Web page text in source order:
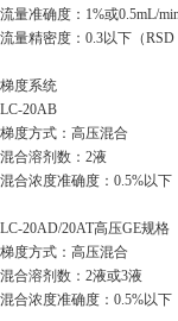
准确度：1%或0.5mL/min
精密度：0.3以下（RSD
度系统
20AB
方式：高压混合
合溶剂数：2液
浓度准确度：0.5%以下
20AD/20AT高压GE规格
方式：高压混合
溶剂数：2液或3液
浓度准确度：0.5%以下